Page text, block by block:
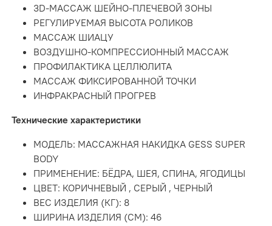
3D-МАССАЖ ШЕЙНО-ПЛЕЧЕВОЙ ЗОНЫ
РЕГУЛИРУЕМАЯ ВЫСОТА РОЛИКОВ
МАССАЖ ШИАЦУ
ВОЗДУШНО-КОМПРЕССИОННЫЙ МАССАЖ
ПРОФИЛАКТИКА ЦЕЛЛЮЛИТА
МАССАЖ ФИКСИРОВАННОЙ ТОЧКИ
ИНФРАКРАСНЫЙ ПРОГРЕВ
Технические характеристики
МОДЕЛЬ: МАССАЖНАЯ НАКИДКА GESS SUPER
BODY
ПРИМЕНЕНИЕ: БЁДРА, ШЕЯ, СПИНА, ЯГОДИЦЫ
ЦВЕТ: КОРИЧНЕВЫЙ , СЕРЫЙ , ЧЕРНЫЙ
ВЕС ИЗДЕЛИЯ (КГ): 8
ШИРИНА ИЗДЕЛИЯ (СМ): 46